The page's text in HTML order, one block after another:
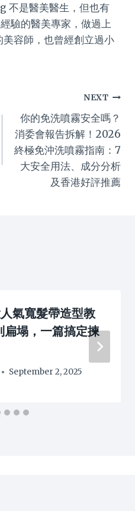
不是醫美醫生，但也有
驗的醫美專家，做過上
美容師，也曾經創立過小
NEXT
你的免洗噴霧安全嗎？
消委會報告拆解！2026
終極免沖洗噴霧指南：7
大安全用法、成分分析
及香港好評推薦
氣寬髮帶造型教
扁塌，一篇搞定揀
September 2, 2025